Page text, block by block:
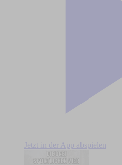
Jetzt in der App abspielen